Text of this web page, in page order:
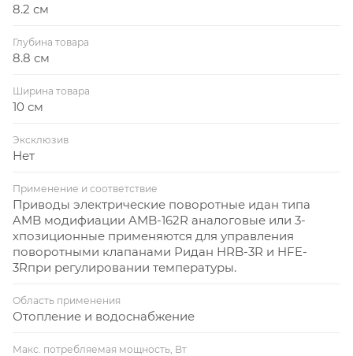
8.2 см
Глубина товара
8.8 см
Ширина товара
10 см
Эксклюзив
Нет
Применение и соответствие
Приводы электрические поворотные идан типа
AMB модифиации AMB-162R аналоговые или 3-
хпозиционные применяются для управления
поворотными клапанами Ридан HRB-3R и HFE-
3Rпри регулировании температуры.
Область применения
Отопление и водоснабжение
Макс. потребляемая мощность, Вт